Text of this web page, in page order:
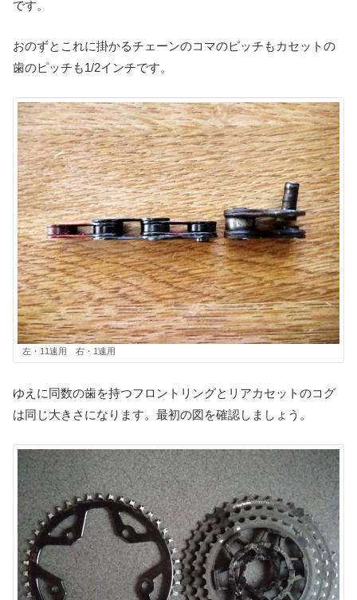
です。
おのずとこれに掛かるチェーンのコマのピッチもカセットの
歯のピッチも1/2インチです。
左・11速用 右・1速用
ゆえに同数の歯を持つフロントリングとリアカセットのコグ
は同じ大きさになります。最初の図を確認しましょう。